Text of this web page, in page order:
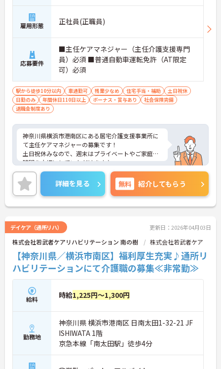
雇用形態 正社員(正職員)
応募要件
■主任ケアマネジャー（主任介護支援専門
員）必須 ■普通自動車運転免許（AT限定
可）必須
駅から徒歩10分以内 車通勤可 残業少なめ 住宅手当・補助
土日祝休
日勤のみ
年間休日110日以上 ボーナス・賞与あり
社会保険完備
退職金制度あり
神奈川県横浜市港南区にある居宅介護支援事業所に
て主任ケアマネジャーの募集です！
土日祝休みなので、週末はプライベートやご家庭の
時間を大切にしていただけます♪
外部研修費補助などの福利厚生も充実していますの
で、就業後のスキルアップも目指せます◎
ご興味のある方には、面接対策ポイントなど、さら
に詳細をお話しいたしますのでお気軽にご相談くだ
さい！
詳細を見る 無料 紹介してもらう
デイケア（通所リハ） 更新日：2026年04月03日
株式会社若武者ケアリハビリテーション 南の樹 株式会社若武者ケア
【神奈川県／横浜市南区】福利厚生充実♪通所リ
ハビリテーションにて介護職の募集≪非常勤≫
給料 時給1,225円～1,300円
勤務地
神奈川県 横浜市港南区 日南太田1-32-21 JF
ISHIWATA 1階
京急本線「南太田駅」徒歩4分